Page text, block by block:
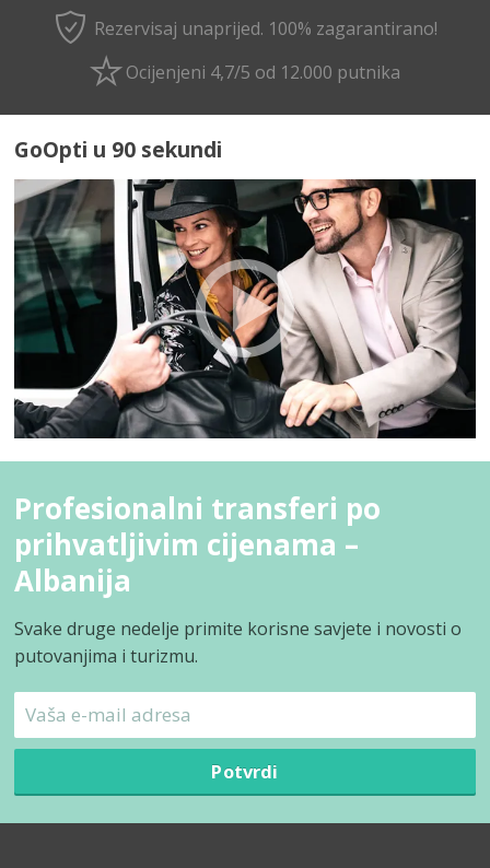
Rezervisaj unaprijed. 100% zagarantirano!
Ocijenjeni 4,7/5 od 12.000 putnika
GoOpti u 90 sekundi
Profesionalni transferi po
prihvatljivim cijenama –
Albanija
Svake druge nedelje primite korisne savjete i novosti o
putovanjima i turizmu.
Potvrdi